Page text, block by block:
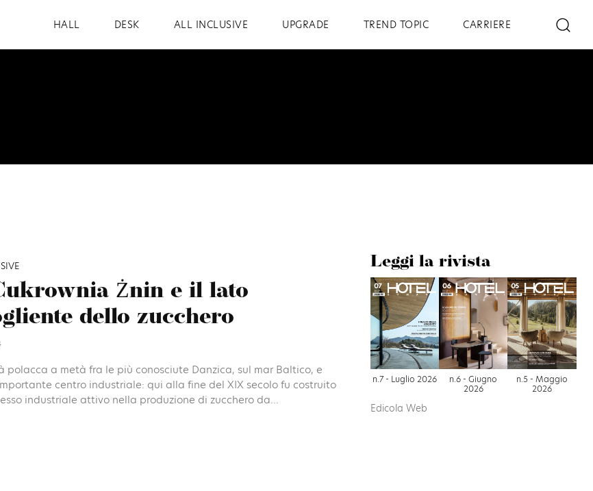
HALL DESK ALL INCLUSIVE UPGRADE TREND TOPIC CARRIERE
Żnin e il lato
dello zucchero
polacca a metà fra le più conosciute Danzica, sul mar Baltico, e
centro industriale: qui alla fine del XIX secolo fu costruito
industriale attivo nella produzione di zucchero da...
Leggi la rivista
n.7 - Luglio 2026
n.6 - Giugno
2026
n.5 - Maggio
2026
Edicola Web